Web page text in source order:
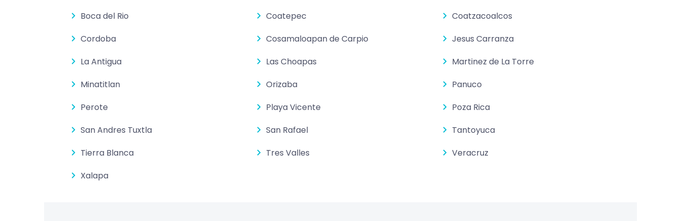
Boca del Rio
Coatepec
Coatzacoalcos
Cordoba
Cosamaloapan de Carpio
Jesus Carranza
La Antigua
Las Choapas
Martinez de La Torre
Minatitlan
Orizaba
Panuco
Perote
Playa Vicente
Poza Rica
San Andres Tuxtla
San Rafael
Tantoyuca
Tierra Blanca
Tres Valles
Veracruz
Xalapa